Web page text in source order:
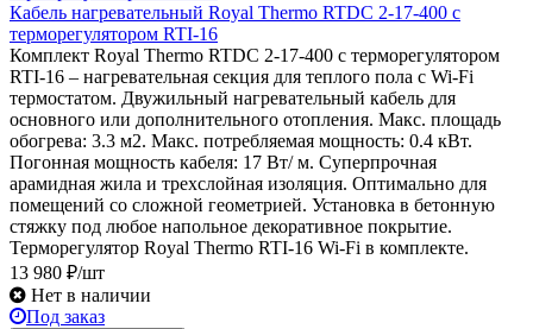
Кабель нагревательный Royal Thermo RTDC 2-17-400 с
терморегулятором RTI-16
Комплект Royal Thermo RTDC 2-17-400 с терморегулятором
RTI-16 – нагревательная секция для теплого пола с Wi-Fi
термостатом. Двужильный нагревательный кабель для
основного или дополнительного отопления. Макс. площадь
обогрева: 3.3 м2. Макс. потребляемая мощность: 0.4 кВт.
Погонная мощность кабеля: 17 Вт/ м. Суперпрочная
арамидная жила и трехслойная изоляция. Оптимально для
помещений со сложной геометрией. Установка в бетонную
стяжку под любое напольное декоративное покрытие.
Терморегулятор Royal Thermo RTI-16 Wi-Fi в комплекте.
13 980 ₽/шт
Нет в наличии
Под заказ